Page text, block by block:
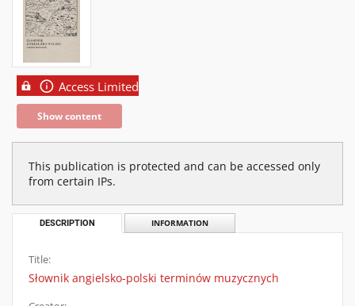
Access Limited
Show content
This publication is protected and can be accessed only
from certain IPs.
DESCRIPTION INFORMATION
Title:
Słownik angielsko-polski terminów muzycznych